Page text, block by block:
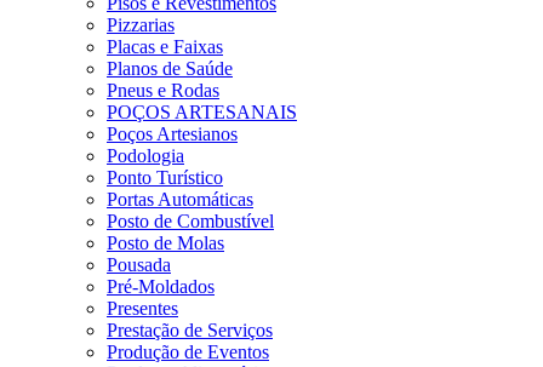
Pizzarias
Placas e Faixas
Planos de Saúde
Pneus e Rodas
POÇOS ARTESANAIS
Poços Artesianos
Podologia
Ponto Turístico
Portas Automáticas
Posto de Combustível
Posto de Molas
Pousada
Pré-Moldados
Presentes
Prestação de Serviços
Produção de Eventos